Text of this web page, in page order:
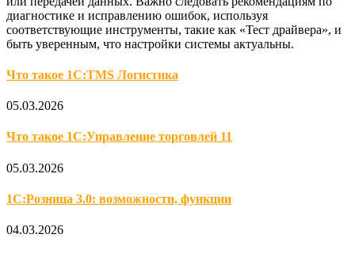
диагностике и исправлению ошибок, используя
соответствующие инструменты, такие как «Тест драйвера», и
быть уверенным, что настройки системы актуальны.
Что такое 1С:TMS Логистика
05.03.2026
Что такое 1С:Управление торговлей 11
05.03.2026
1С:Розница 3.0: возможности, функции
04.03.2026